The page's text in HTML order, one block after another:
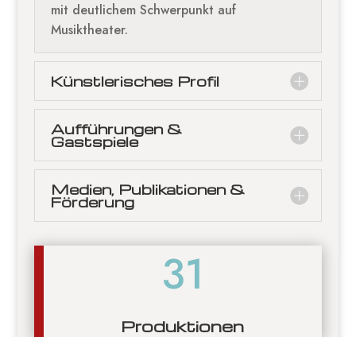
mit deutlichem Schwerpunkt auf
Musiktheater.
Künstlerisches Profil
Aufführungen &
Gastspiele
Medien, Publikationen &
Förderung
31
Produktionen